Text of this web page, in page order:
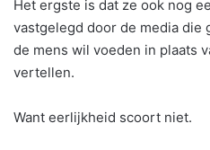
Het ergste is dat ze ook nog
vastgelegd door de media die
de mens wil voeden in plaats
vertellen.
Want eerlijkheid scoort niet.